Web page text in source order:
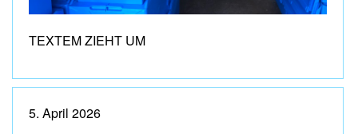
TEXTEM ZIEHT UM
5. April 2026